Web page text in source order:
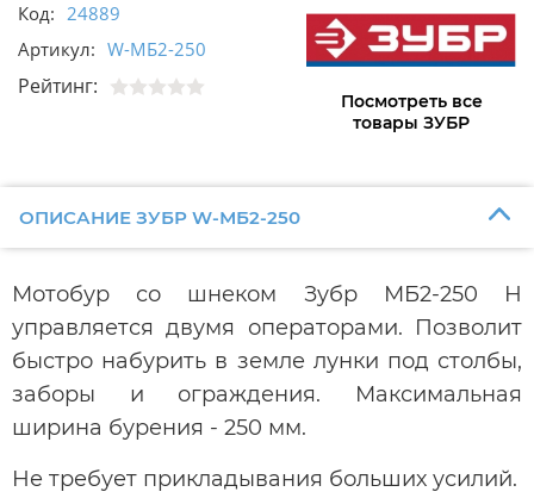
Код: 24889
Артикул: W-МБ2-250
Рейтинг:
Посмотреть все
товары ЗУБР
ОПИСАНИЕ ЗУБР W-МБ2-250
Мотобур со шнеком Зубр МБ2-250 Н
управляется двумя операторами. Позволит
быстро набурить в земле лунки под столбы,
заборы и ограждения. Максимальная
ширина бурения - 250 мм.
Не требует прикладывания больших усилий.